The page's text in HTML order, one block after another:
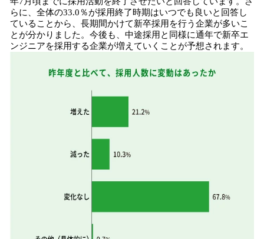
らに、全体の33.0％が採用終了時期はいつでも良いと回答し
ていることから、長期間かけて新卒採用を行う企業が多いこ
とが分かりました。今後も、中途採用と同様に通年で新卒エ
ンジニアを採用する企業が増えていくことが予想されます。